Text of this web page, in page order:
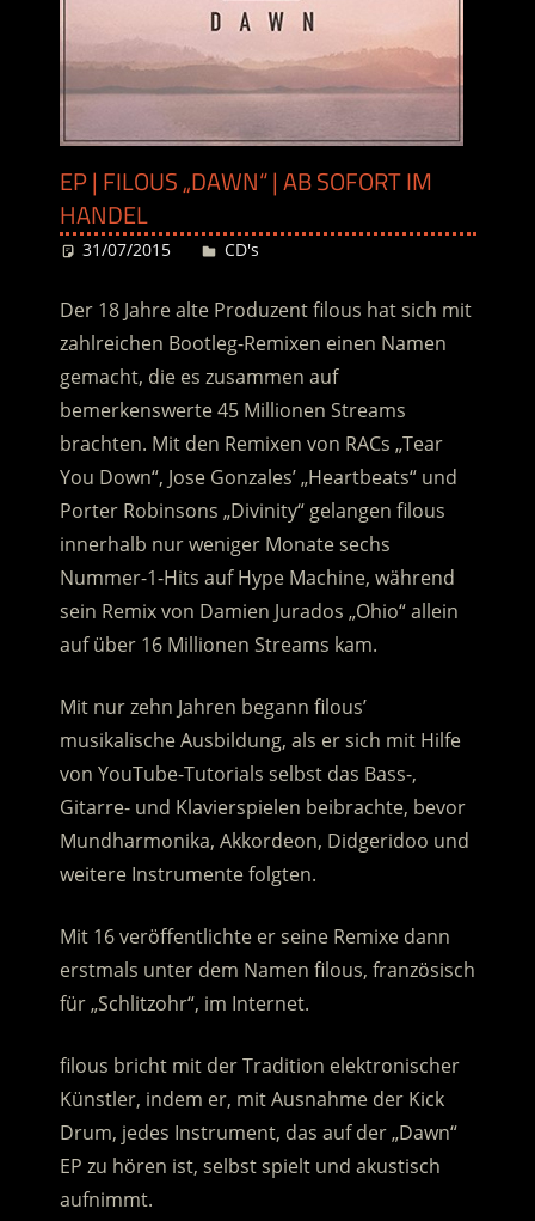
EP | FILOUS „DAWN“ | AB SOFORT IM
HANDEL
31/07/2015 Desiree
CD's
Der 18 Jahre alte Produzent filous hat sich mit
zahlreichen Bootleg-Remixen einen Namen
gemacht, die es zusammen auf
bemerkenswerte 45 Millionen Streams
brachten. Mit den Remixen von RACs „Tear
You Down“, Jose Gonzales’ „Heartbeats“ und
Porter Robinsons „Divinity“ gelangen filous
innerhalb nur weniger Monate sechs
Nummer-1-Hits auf Hype Machine, während
sein Remix von Damien Jurados „Ohio“ allein
auf über 16 Millionen Streams kam.
Mit nur zehn Jahren begann filous’
musikalische Ausbildung, als er sich mit Hilfe
von YouTube-Tutorials selbst das Bass-,
Gitarre- und Klavierspielen beibrachte, bevor
Mundharmonika, Akkordeon, Didgeridoo und
weitere Instrumente folgten.
Mit 16 veröffentlichte er seine Remixe dann
erstmals unter dem Namen filous, französisch
für „Schlitzohr“, im Internet.
filous bricht mit der Tradition elektronischer
Künstler, indem er, mit Ausnahme der Kick
Drum, jedes Instrument, das auf der „Dawn“
EP zu hören ist, selbst spielt und akustisch
aufnimmt.